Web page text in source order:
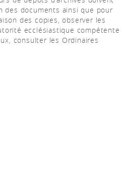
des documents ainsi que pour
des copies, observer les
ecclésiastique compétente
consulter les Ordinaires